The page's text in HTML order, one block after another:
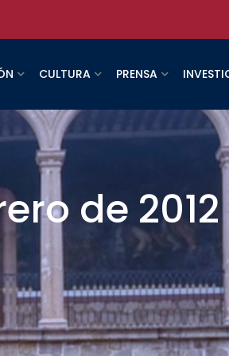
CULTURA PRENSA
de